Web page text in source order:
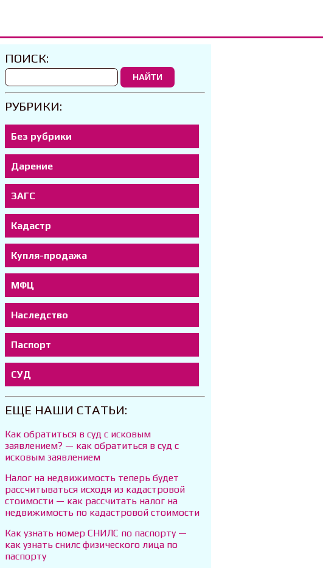
ПОИСК:
НАЙТИ
РУБРИКИ:
Без рубрики
Дарение
ЗАГС
Кадастр
Купля-продажа
МФЦ
Наследство
Паспорт
СУД
ЕЩЕ НАШИ СТАТЬИ:
Как обратиться в суд с исковым
заявлением? — как обратиться в суд с
исковым заявлением
Налог на недвижимость теперь будет
рассчитываться исходя из кадастровой
стоимости — как рассчитать налог на
недвижимость по кадастровой стоимости
Как узнать номер СНИЛС по паспорту —
как узнать снилс физического лица по
паспорту